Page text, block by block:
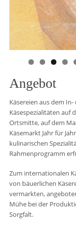
Angebot
Käsereien aus dem
Käsespezialitäten auf
Ortsmitte, auf dem
Käsemarkt Jahr für
kulinarischen
Rahmenprogramm
Zum internationalen
von bäuerlichen
vermarkten,
Mühe bei der
Sorgfalt.